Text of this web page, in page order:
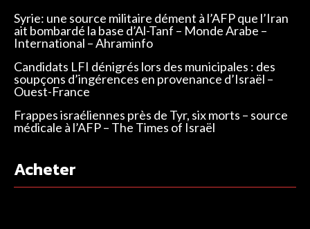
Syrie: une source militaire dément à l’AFP que l’Iran
ait bombardé la base d’Al-Tanf – Monde Arabe –
International – Ahraminfo
Candidats LFI dénigrés lors des municipales : des
soupçons d’ingérences en provenance d’Israël –
Ouest-France
Frappes israéliennes près de Tyr, six morts – source
médicale à l’AFP – The Times of Israël
Acheter